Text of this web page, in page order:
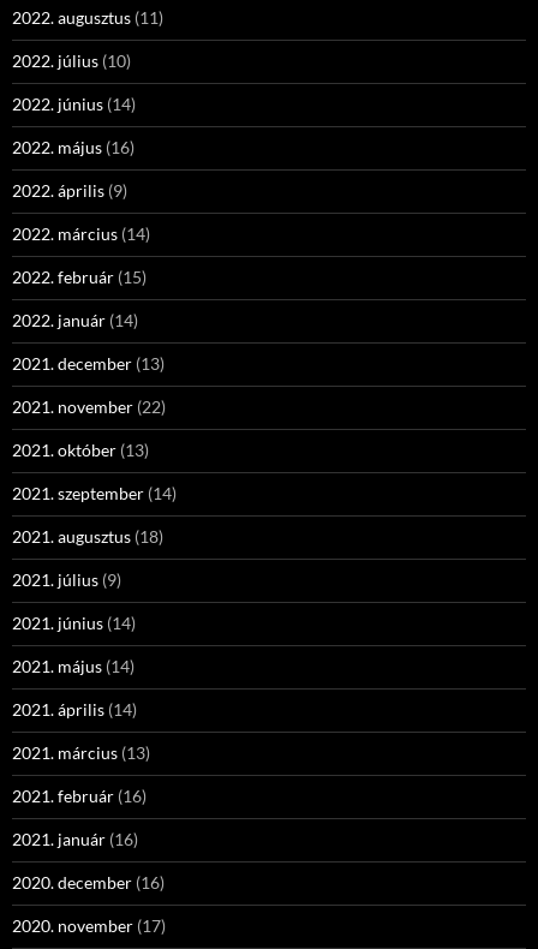
2022. augusztus (11)
2022. július (10)
2022. június (14)
2022. május (16)
2022. április (9)
2022. március (14)
2022. február (15)
2022. január (14)
2021. december (13)
2021. november (22)
2021. október (13)
2021. szeptember (14)
2021. augusztus (18)
2021. július (9)
2021. június (14)
2021. május (14)
2021. április (14)
2021. március (13)
2021. február (16)
2021. január (16)
2020. december (16)
2020. november (17)